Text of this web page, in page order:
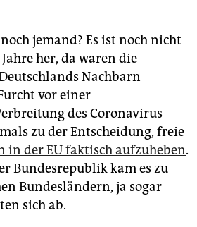
jemand? Es ist noch nicht
her, da waren die
Nachbarn
vor einer
des Coronavirus
zu der Entscheidung, freie
in der EU faktisch aufzuheben.
Bundesrepublik kam es zu
Bundesländern, ja sogar
sich ab.